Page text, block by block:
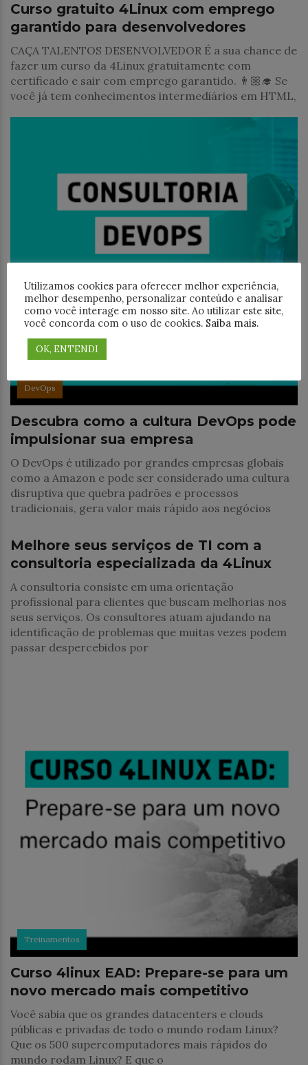
Curso gratuito 4Linux com emprego
garantido para desenvolvedores
CAÇA TALENTOS DESENVOLVEDOR É a sua chance de
fazer um curso da 4Linux gratuitamente com
certificado e sair com emprego garantido. 👨🏼‍🎓 Se
você já tem conhecimentos intermediários em HTML,
DevOps
Descubra como a cultura DevOps pode
impulsionar sua empresa
O DevOps é utilizado por grandes empresas globais
como a Amazon e pode ser considerado uma cultura
disruptiva que quebra padrões e processos
tradicionais, gera valor mais rápido aos negócios
Negócios
Melhore seus serviços de TI com a
consultoria especializada da 4Linux
A consultoria consiste em uma orientação
profissional para clientes que buscam melhorias nos
seus serviços. Os consultores atuam ajudando na
identificação de problemas que muitas vezes podem
passar despercebidos por
Treinamentos
Curso 4linux EAD: Prepare-se para um
novo mercado mais competitivo
Você sabia que os grandes datacenters e clouds
públicas e privadas de todo o mundo rodam Linux?
Que os 500 supercomputadores mais rápidos do
mundo rodam Linux? E que o
Utilizamos cookies para oferecer melhor experiência,
melhor desempenho, personalizar conteúdo e analisar
como você interage em nosso site. Ao utilizar este site,
você concorda com o uso de cookies. Saiba mais.
OK, ENTENDI